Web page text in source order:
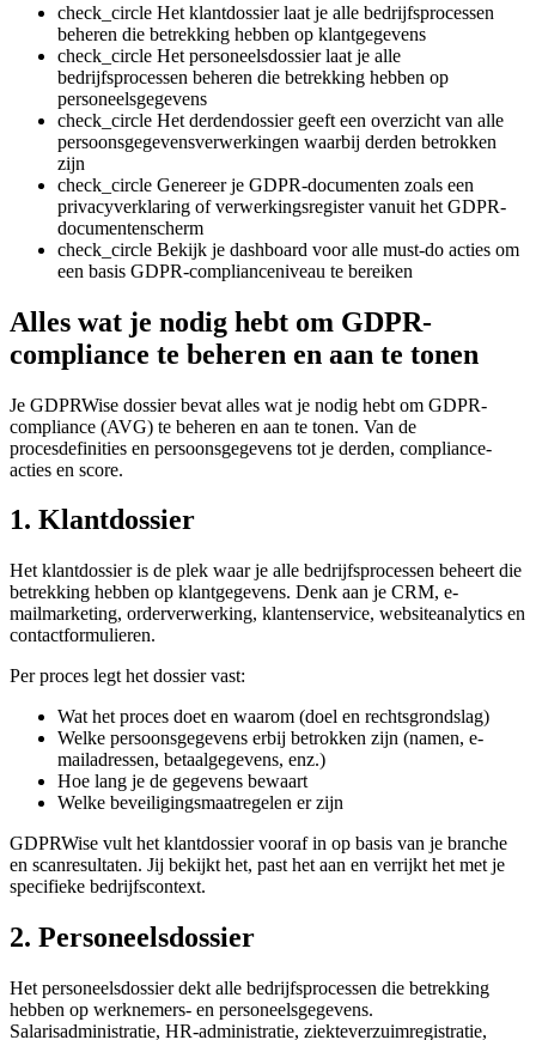
check_circle Het klantdossier laat je alle bedrijfsprocessen
beheren die betrekking hebben op klantgegevens
check_circle Het personeelsdossier laat je alle
bedrijfsprocessen beheren die betrekking hebben op
personeelsgegevens
check_circle Het derdendossier geeft een overzicht van alle
persoonsgegevensverwerkingen waarbij derden betrokken
zijn
check_circle Genereer je GDPR-documenten zoals een
privacyverklaring of verwerkingsregister vanuit het GDPR-
documentenscherm
check_circle Bekijk je dashboard voor alle must-do acties om
een basis GDPR-complianceniveau te bereiken
Alles wat je nodig hebt om GDPR-
compliance te beheren en aan te tonen
Je GDPRWise dossier bevat alles wat je nodig hebt om GDPR-
compliance (AVG) te beheren en aan te tonen. Van de
procesdefinities en persoonsgegevens tot je derden, compliance-
acties en score.
1. Klantdossier
Het klantdossier is de plek waar je alle bedrijfsprocessen beheert die
betrekking hebben op klantgegevens. Denk aan je CRM, e-
mailmarketing, orderverwerking, klantenservice, websiteanalytics en
contactformulieren.
Per proces legt het dossier vast:
Wat het proces doet en waarom (doel en rechtsgrondslag)
Welke persoonsgegevens erbij betrokken zijn (namen, e-
mailadressen, betaalgegevens, enz.)
Hoe lang je de gegevens bewaart
Welke beveiligingsmaatregelen er zijn
GDPRWise vult het klantdossier vooraf in op basis van je branche
en scanresultaten. Jij bekijkt het, past het aan en verrijkt het met je
specifieke bedrijfscontext.
2. Personeelsdossier
Het personeelsdossier dekt alle bedrijfsprocessen die betrekking
hebben op werknemers- en personeelsgegevens.
Salarisadministratie, HR-administratie, ziekteverzuimregistratie,